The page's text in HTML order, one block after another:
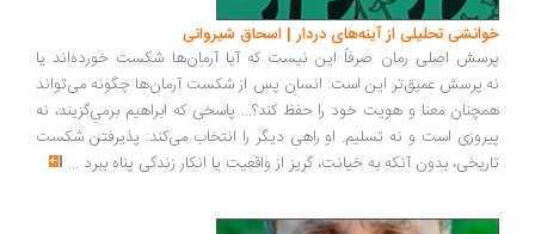
خوانشی تحلیلی از آینه‌های دردار | اسحاق شیروانی
پرسش اصلی رمان صرفاً این نیست که آیا آرمان‌ها شکست خورده‌اند یا
نه.پرسش عمیق‌تر این است: انسان پس از شکست آرمان‌ها چگونه می‌تواند
همچنان معنا و هویت خود را حفظ کند؟... پاسخی که ابراهیم برمی‌گزیند، نه
پیروزی است و نه تسلیم. او راهی دیگر را انتخاب می‌کند: پذیرفتن شکست
تاریخی، بدون آنکه به خیانت، گریز از واقعیت یا انکار زندگی پناه ببرد ...